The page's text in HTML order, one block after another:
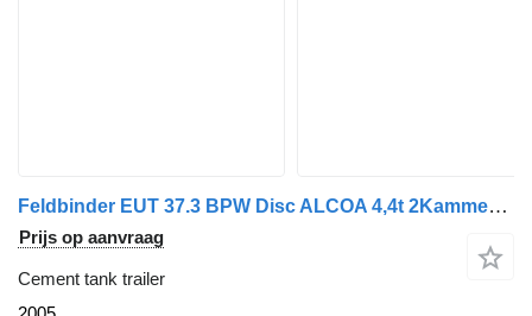
Feldbinder EUT 37.3 BPW Disc ALCOA 4,4t 2Kammer TÜV neu
Prijs op aanvraag
Cement tank trailer